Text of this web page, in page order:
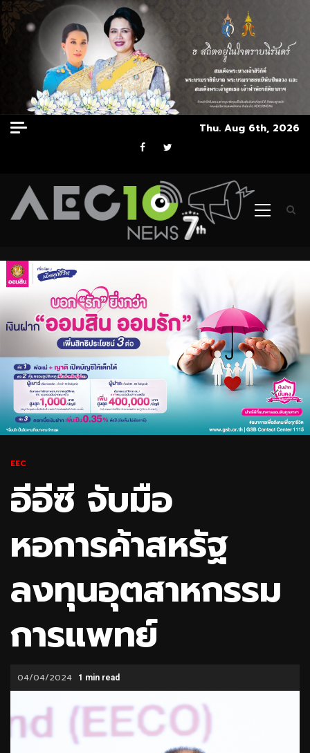
Skip
to
Thu. Aug 6th, 2026
Facebook
Twitter
Primary
EEC
อีอีซี จับมือ
หอการค้าสหรัฐ
ลงทุนอุตสาหกรรม
การแพทย์
04/04/2024 1 min read